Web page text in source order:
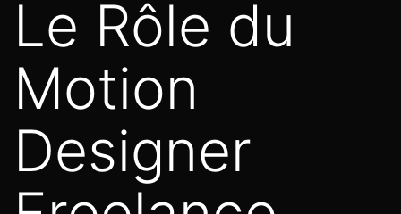
Le Rôle du
Motion
Designer